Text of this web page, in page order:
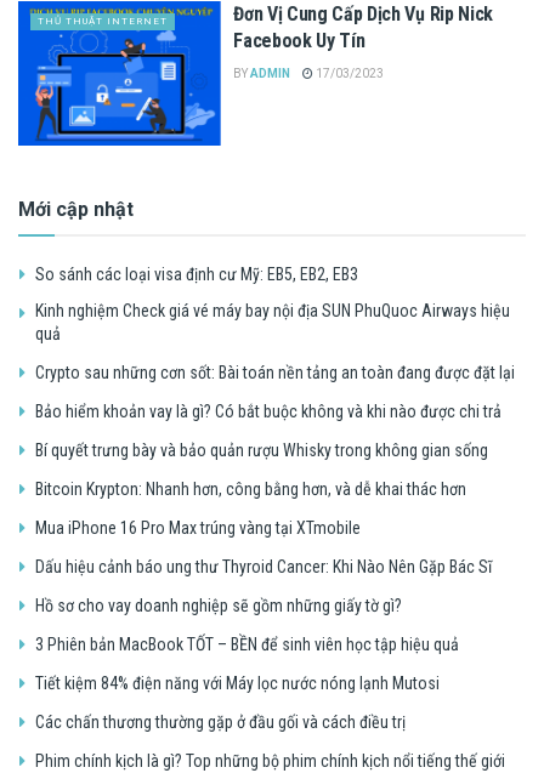
THỦ THUẬT INTERNET
Đơn Vị Cung Cấp Dịch Vụ Rip Nick
Facebook Uy Tín
BYADMIN 17/03/2023
Mới cập nhật
So sánh các loại visa định cư Mỹ: EB5, EB2, EB3
Kinh nghiệm Check giá vé máy bay nội địa SUN PhuQuoc Airways hiệu
quả
Crypto sau những cơn sốt: Bài toán nền tảng an toàn đang được đặt lại
Bảo hiểm khoản vay là gì? Có bắt buộc không và khi nào được chi trả
Bí quyết trưng bày và bảo quản rượu Whisky trong không gian sống
Bitcoin Krypton: Nhanh hơn, công bằng hơn, và dễ khai thác hơn
Mua iPhone 16 Pro Max trúng vàng tại XTmobile
Dấu hiệu cảnh báo ung thư Thyroid Cancer: Khi Nào Nên Gặp Bác Sĩ
Hồ sơ cho vay doanh nghiệp sẽ gồm những giấy tờ gì?
3 Phiên bản MacBook TỐT – BỀN để sinh viên học tập hiệu quả
Tiết kiệm 84% điện năng với Máy lọc nước nóng lạnh Mutosi
Các chấn thương thường gặp ở đầu gối và cách điều trị
Phim chính kịch là gì? Top những bộ phim chính kịch nổi tiếng thế giới